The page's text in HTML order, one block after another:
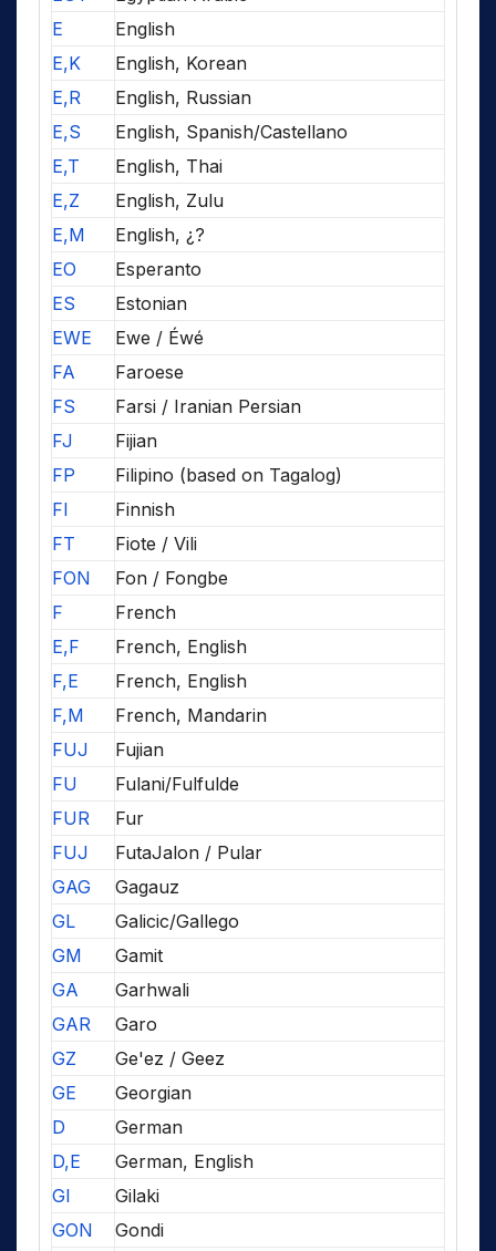
E
English
E,K
English, Korean
E,R
English, Russian
E,S
English, Spanish/Castellano
E,T
English, Thai
E,Z
English, Zulu
E,M
English, ¿?
EO
Esperanto
ES
Estonian
EWE
Ewe / Éwé
FA
Faroese
FS
Farsi / Iranian Persian
FJ
Fijian
FP
Filipino (based on Tagalog)
FI
Finnish
FT
Fiote / Vili
FON
Fon / Fongbe
F
French
E,F
French, English
F,E
French, English
F,M
French, Mandarin
FUJ
Fujian
FU
Fulani/Fulfulde
FUR
Fur
FUJ
FutaJalon / Pular
GAG
Gagauz
GL
Galicic/Gallego
GM
Gamit
GA
Garhwali
GAR
Garo
GZ
Ge'ez / Geez
GE
Georgian
D
German
D,E
German, English
GI
Gilaki
GON
Gondi